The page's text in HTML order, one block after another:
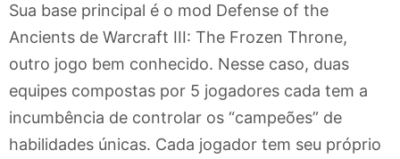
Sua base principal é o mod Defense of the
Ancients de Warcraft III: The Frozen Throne,
outro jogo bem conhecido. Nesse caso, duas
equipes compostas por 5 jogadores cada tem a
incumbência de controlar os “campeões” de
habilidades únicas. Cada jogador tem seu próprio